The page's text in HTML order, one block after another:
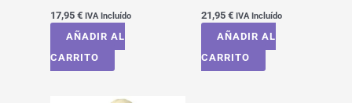
17,95 € IVA Incluído
AÑADIR AL
CARRITO
21,95 € IVA Incluído
AÑADIR AL
CARRITO